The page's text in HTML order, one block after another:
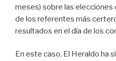
meses) sobre las elecciones
de los referentes más
resultados en el día de los
En este caso, El Heraldo ha